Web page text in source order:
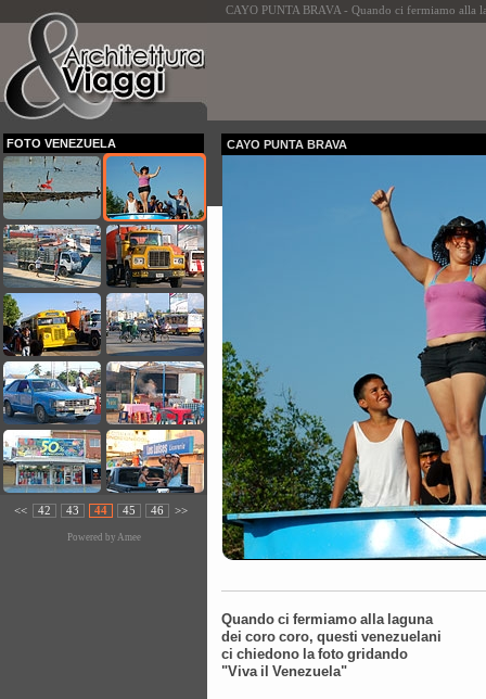
CAYO PUNTA BRAVA - Quando ci fermiamo alla
FOTO VENEZUELA
<< 42 43 44 45 46 >>
Powered by Amee
CAYO PUNTA BRAVA
Quando ci fermiamo alla laguna
dei coro coro, questi venezuelani
ci chiedono la foto gridando
"Viva il Venezuela"